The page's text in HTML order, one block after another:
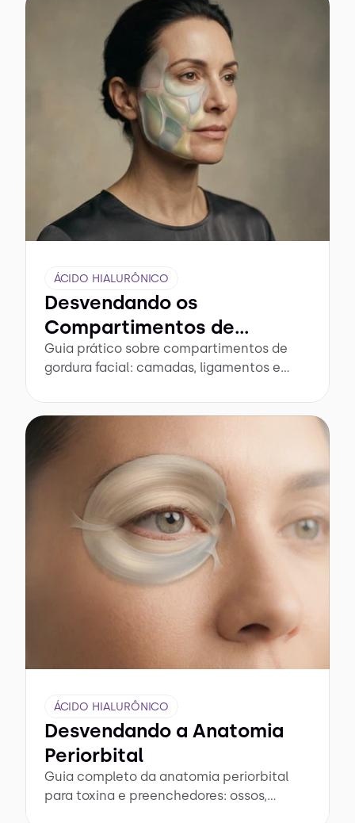
ÁCIDO HIALURÔNICO
Desvendando os
Compartimentos de
Gordura da Face
Guia prático sobre compartimentos de
gordura facial: camadas, ligamentos e
segura.
ÁCIDO HIALURÔNICO
Desvendando a Anatomia
Periorbital
Guia completo da anatomia periorbital
para toxina e preenchedores: ossos,